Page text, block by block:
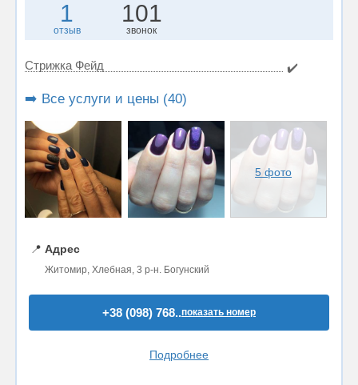
1
отзыв
101
звонок
Стрижка Фейд ✔️
➡️ Все услуги и цены (40)
5 фото
📍 Адрес
Житомир, Хлебная, 3 р-н. Богунский
+38 (098) 768..показать номер
Подробнее